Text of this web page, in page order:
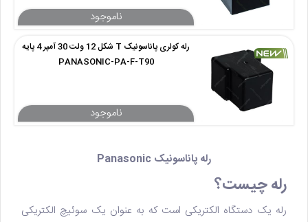
رله کولری پاناسونیک T شکل 12 ولت 30 آمپر 4 پایه
PANASONIC-PA-F-T90
رله پاناسونیک Panasonic
رله چیست؟
رله یک دستگاه الکتریکی است که به عنوان یک سوئیچ الکتریکی